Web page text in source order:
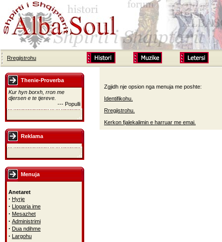
Rregjistrohu
Thenie-Proverba
Kur hyn borxh, rron me
djersen e te tjereve.
--- Populli
Reklama
Menuja
Anetaret
· Hyrje
· Llogaria ime
· Mesazhet
· Administrimi
· Dua ndihme
· Largohu
Zgjidh nje opsion nga menuja me poshte:
Identifikohu.
Rregjistrohu.
Kerkon fjalekalimin e harruar me emai.